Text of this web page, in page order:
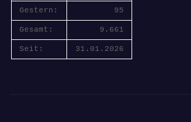
Gestern: 95
Gesamt: 9.661
Seit: 31.01.2026